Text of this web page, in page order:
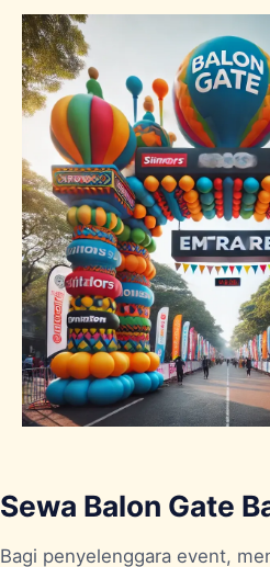
Sewa Balon Gate
Bagi penyelenggara event,